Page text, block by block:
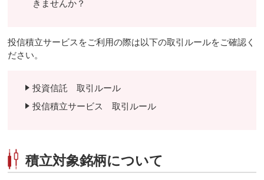
きませんか？
投信積立サービスをご利用の際は以下の取引ルールをご確認く
ださい。
投資信託 取引ルール
投信積立サービス 取引ルール
積立対象銘柄について